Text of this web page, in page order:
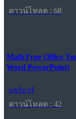
ดาวน์โหลด : 68
MathType Office
Word PowerPoint)
แชร์แวร์
ดาวน์โหลด : 42